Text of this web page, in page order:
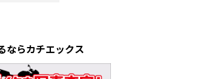
ならカチエックス